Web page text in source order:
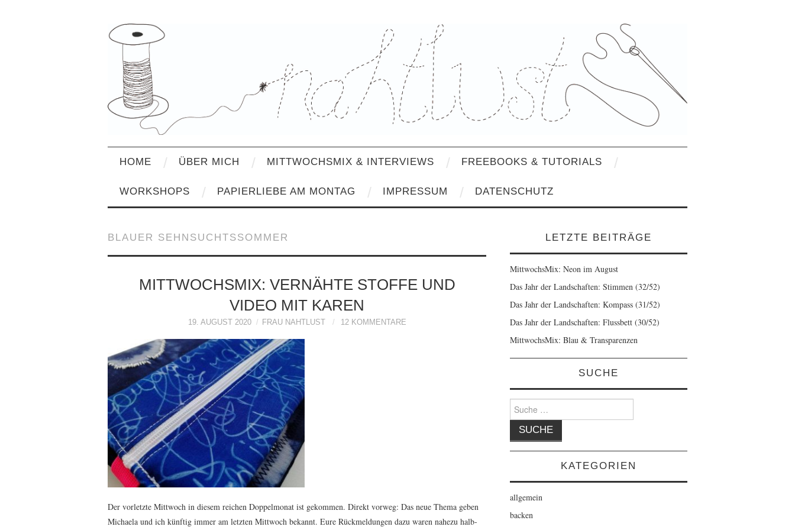
HOME ÜBER MICH MITTWOCHSMIX & INTERVIEWS FREEBOOKS & TUTORIALS
WORKSHOPS PAPIERLIEBE AM MONTAG IMPRESSUM DATENSCHUTZ
BLAUER SEHNSUCHTSSOMMER
MITTWOCHSMIX: VERNÄHTE STOFFE UND
VIDEO MIT KAREN
19. AUGUST 2020 FRAU NAHTLUST 12 KOMMENTARE
Der vorletzte Mittwoch in diesem reichen Doppelmonat ist gekommen. Direkt vorweg: Das neue Thema geben
Michaela und ich künftig immer am letzten Mittwoch bekannt. Eure Rückmeldungen dazu waren nahezu halb-
LETZTE BEITRÄGE
MittwochsMix: Neon im August
Das Jahr der Landschaften: Stimmen (32/52)
Das Jahr der Landschaften: Kompass (31/52)
Das Jahr der Landschaften: Flussbett (30/52)
MittwochsMix: Blau & Transparenzen
SUCHE
Suche
nach:
KATEGORIEN
allgemein
backen